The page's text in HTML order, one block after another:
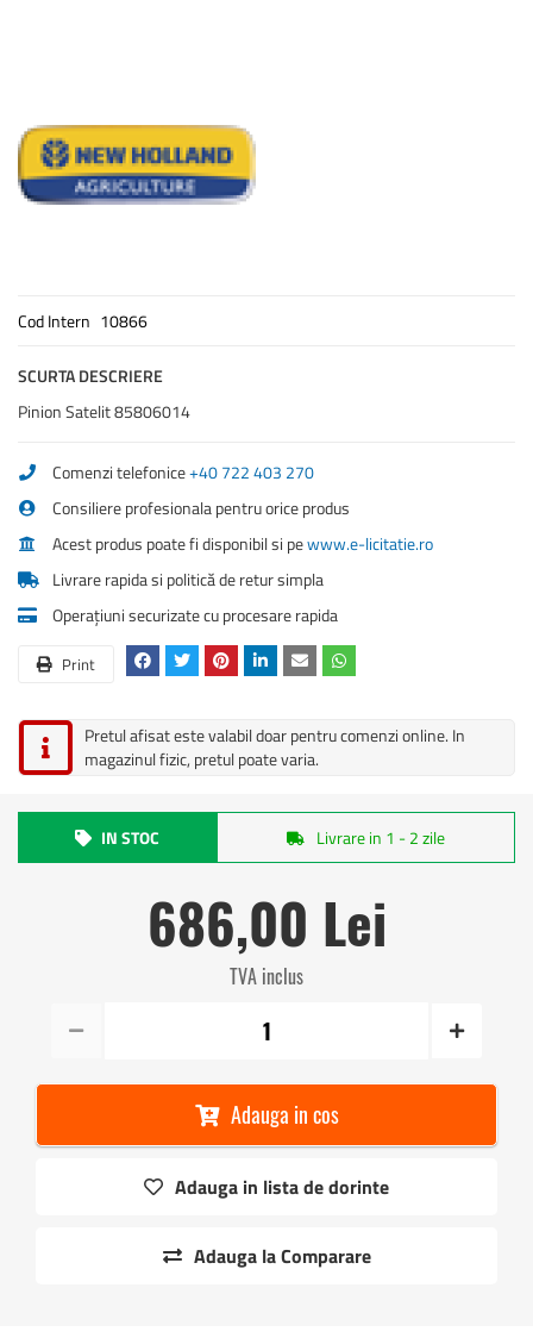
Cod Intern 10866
SCURTA DESCRIERE
Pinion Satelit 85806014
Comenzi telefonice+40 722 403 270
Consiliere profesionala pentru orice produs
Acest produs poate fi disponibil si pewww.e-licitatie.ro
Livrare rapida si politică de retur simpla
Operațiuni securizate cu procesare rapida
Print
Pretul afisat este valabil doar pentru comenzi online. In
magazinul fizic, pretul poate varia.
IN STOC Livrare in 1 - 2 zile
686,00 Lei
TVA inclus
Adauga in cos
Adauga in lista de dorinte
Adauga la Comparare